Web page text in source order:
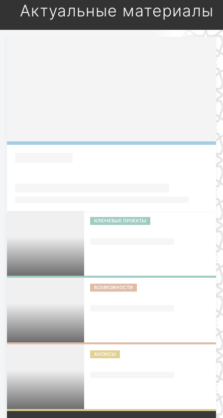
Актуальные материалы
КЛЮЧЕВЫЕ ПРОЕКТЫ
ВОЗМОЖНОСТИ
АНОНСЫ